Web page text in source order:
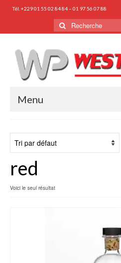
Tél. +229 01 55 02 84 84 – 01 97 56 07 88
Rechercher
:
Menu
OBOUT US
ORGANISATION
SHIPPING AGENCY
red
Voici le seul résultat